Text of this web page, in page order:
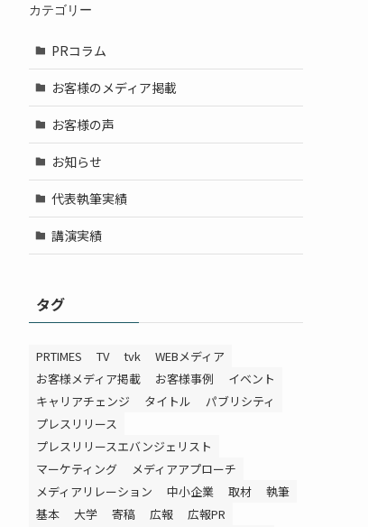
カテゴリー
PRコラム
お客様のメディア掲載
お客様の声
お知らせ
代表執筆実績
講演実績
タグ
PRTIMES TV tvk
WEBメディア
お客様メディア掲載
お客様事例
イベント
キャリアチェンジ
タイトル
パブリシティ
プレスリリース
プレスリリースエバンジェリスト
マーケティング
メディアアプローチ
メディアリレーション
中小企業 取材
執筆
基本
大学 寄稿 広報
広報PR